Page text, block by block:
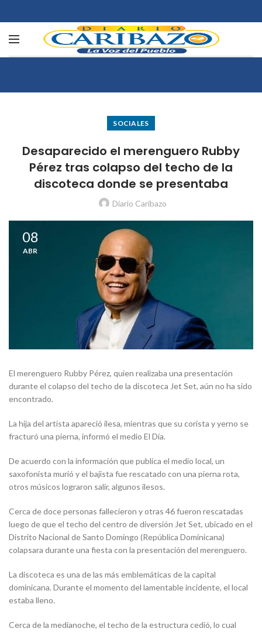
SOCIALES
Desaparecido el merenguero Rubby
Pérez tras colapso del techo de la
discoteca donde se presentaba
Diario Caribazo
08
ABR
El merenguero Rubby Pérez, quien realizaba una presentación
durante el colapso del techo de la discoteca Jet Set, aún no ha sido
encontrado.
La hija del artista apareció ilesa, mientras que su corista y yerno se
fracturó una pierna, informó el medio El Día.
De acuerdo con la información que publica el medio local, un
saxofonista murió y el bajista fue rescatado con una pierna rota,
otros músicos lograron salir, algunos ilesos.
Cerca de doce personas fallecieron y otras 46 fueron rescatadas
luego de que el techo del centro de diversión Jet Set, ubicado en el
Distrito Nacional de Santo Domingo (República Dominicana)
colapsara durante una fiesta con la presentación del merenguero.
La discoteca es una de las más emblemáticas de la capital
dominicana. Durante el momento del lamentable incidente, el local
estaba lleno.
Cerca de la medianoche, el techo de la estructura cedió, lo cual